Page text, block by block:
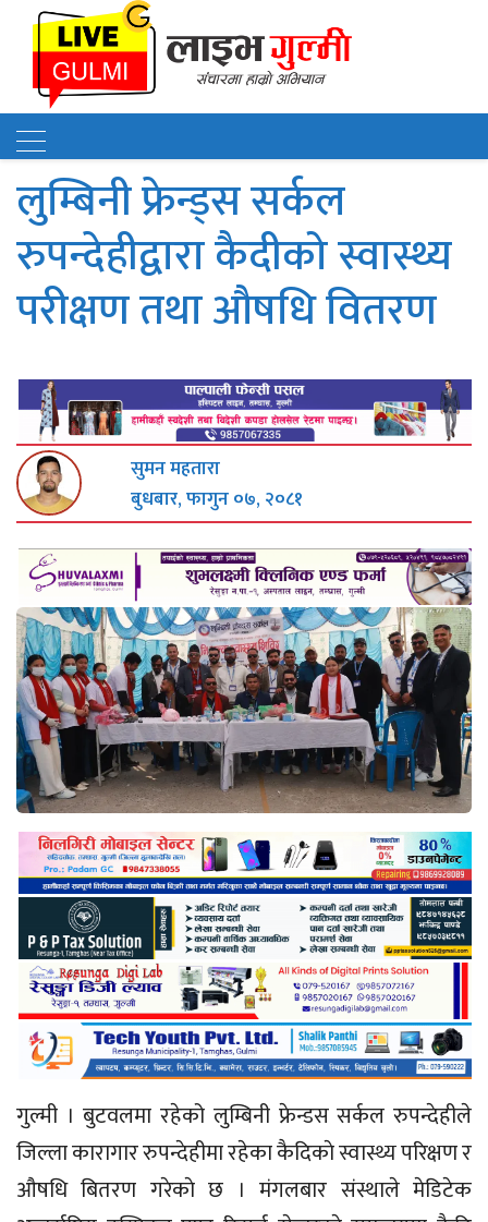
लुम्बिनी फ्रेन्ड्स सर्कल
रुपन्देहीद्वारा कैदीको स्वास्थ्य
परीक्षण तथा औषधि वितरण
सुमन महतारा
बुधबार, फागुन ०७, २०८१
गुल्मी । बुटवलमा रहेको लुम्बिनी फ्रेन्डस सर्कल रुपन्देहीले
जिल्ला कारागार रुपन्देहीमा रहेका कैदिकाे स्वास्थ्य परिक्षण र
औषधि बितरण गरेकाे छ । मंगलबार संस्थाले मेडिटेक